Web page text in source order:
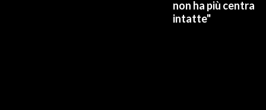
non ha più centrali
intatte"